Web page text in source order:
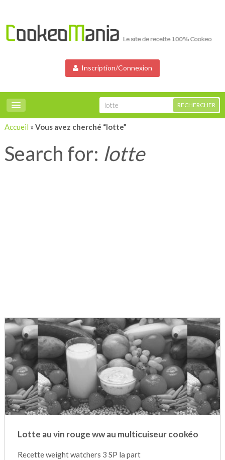
Inscription/Connexion
Accueil » Vous avez cherché “lotte”
Search for: lotte
Lotte au vin rouge ww au multicuiseur cookéo
Recette weight watchers 3 SP la part